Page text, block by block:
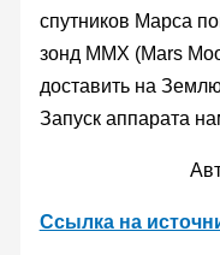
спутников Марса
зонд MMX (Mars
доставить на
Запуск аппарата
Ссылка на